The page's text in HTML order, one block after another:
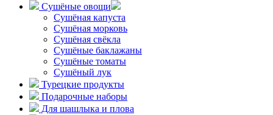
Сушёные овощи
Сушёная капуста
Сушёная морковь
Сушёная свёкла
Сушёные баклажаны
Сушёные томаты
Сушёный лук
Турецкие продукты
Подарочные наборы
Для шашлыка и плова